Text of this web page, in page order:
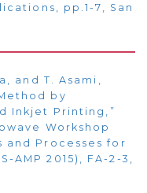
pp.1-7, San
and T. Asami,
by
Inkjet Printing,”
Workshop
and Processes for
AMP 2015), FA-2-3,